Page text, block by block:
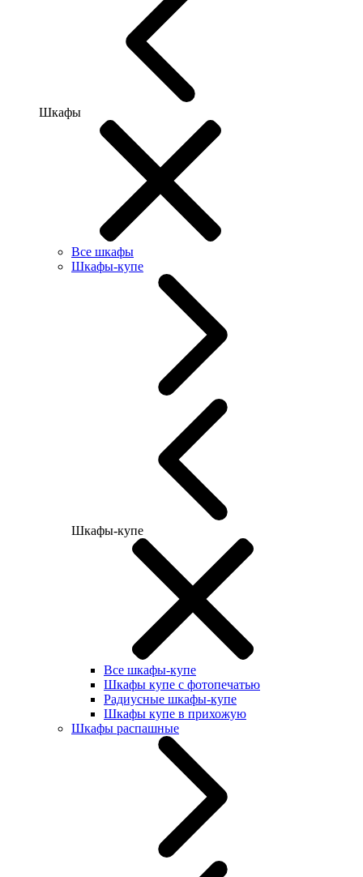
Шкафы
Все шкафы
Шкафы-купе
Шкафы-купе
Все шкафы-купе
Шкафы купе с фотопечатью
Радиусные шкафы-купе
Шкафы купе в прихожую
Шкафы распашные